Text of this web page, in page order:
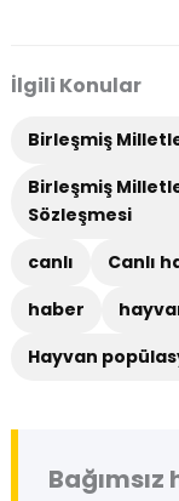
İlgili Konular
Birleşmiş
Birleşmiş
Sözleşmesi
canlı
Canlı
haber
Hayvan